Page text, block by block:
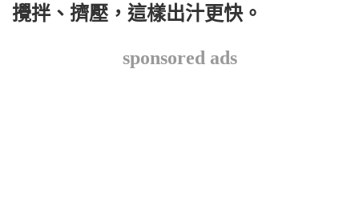
攪拌、擠壓，這樣出汁更快。
sponsored ads